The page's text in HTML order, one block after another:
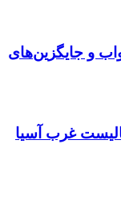
و جایگزین‌های
فینالیست غرب آسیا